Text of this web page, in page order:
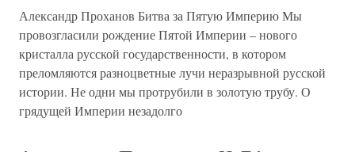
Александр Проханов Битва за Пятую Империю Мы
провозгласили рождение Пятой Империи – нового
кристалла русской государственности, в котором
преломляются разноцветные лучи неразрывной русской
истории. Не одни мы протрубили в золотую трубу. О
грядущей Империи незадолго